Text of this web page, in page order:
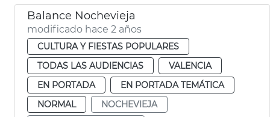
Balance Nochevieja
modificado hace 2 años
CULTURA Y FIESTAS POPULARES
TODAS LAS AUDIENCIAS
VALENCIA
EN PORTADA
EN PORTADA TEMÁTICA
NORMAL
NOCHEVIEJA